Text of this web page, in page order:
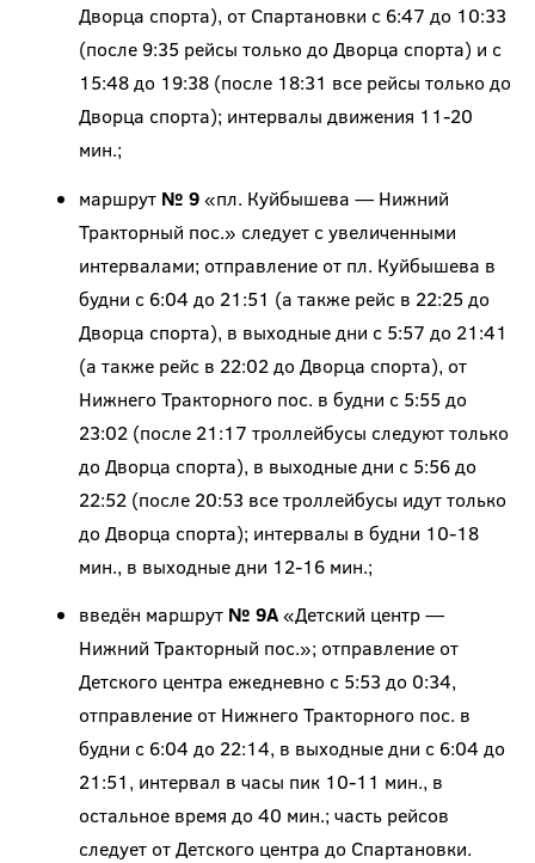
Дворца спорта), от Спартановки с 6:47 до 10:33
(после 9:35 рейсы только до Дворца спорта) и с
15:48 до 19:38 (после 18:31 все рейсы только до
Дворца спорта); интервалы движения 11-20
мин.;
маршрут № 9«пл. Куйбышева — Нижний
Тракторный пос.» следует с увеличенными
интервалами; отправление от пл. Куйбышева в
будни с 6:04 до 21:51 (а также рейс в 22:25 до
Дворца спорта), в выходные дни с 5:57 до 21:41
(а также рейс в 22:02 до Дворца спорта), от
Нижнего Тракторного пос. в будни с 5:55 до
23:02 (после 21:17 троллейбусы следуют только
до Дворца спорта), в выходные дни с 5:56 до
22:52 (после 20:53 все троллейбусы идут только
до Дворца спорта); интервалы в будни 10-18
мин., в выходные дни 12-16 мин.;
введён маршрут № 9А«Детский центр —
Нижний Тракторный пос.»; отправление от
Детского центра ежедневно с 5:53 до 0:34,
отправление от Нижнего Тракторного пос. в
будни с 6:04 до 22:14, в выходные дни с 6:04 до
21:51, интервал в часы пик 10-11 мин., в
остальное время до 40 мин.; часть рейсов
следует от Детского центра до Спартановки.